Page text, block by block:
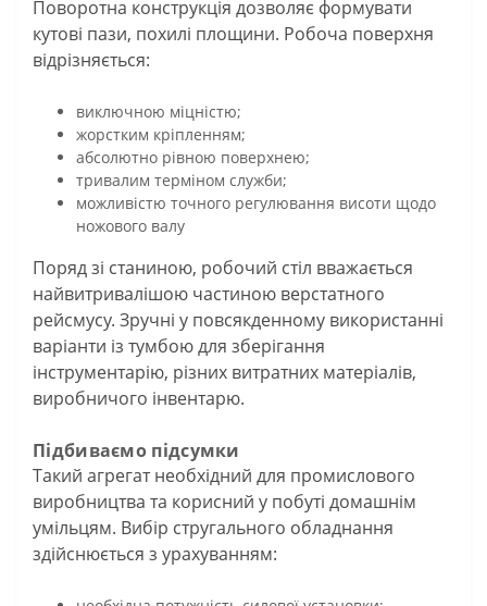
Поворотна конструкція дозволяє формувати
кутові пази, похилі площини. Робоча поверхня
відрізняється:
виключною міцністю;
жорстким кріпленням;
абсолютно рівною поверхнею;
тривалим терміном служби;
можливістю точного регулювання висоти щодо
ножового валу
Поряд зі станиною, робочий стіл вважається
найвитривалішою частиною верстатного
рейсмусу. Зручні у повсякденному використанні
варіанти із тумбою для зберігання
інструментарію, різних витратних матеріалів,
виробничого інвентарю.
Підбиваємо підсумки
Такий агрегат необхідний для промислового
виробництва та корисний у побуті домашнім
умільцям. Вибір стругального обладнання
здійснюється з урахуванням: